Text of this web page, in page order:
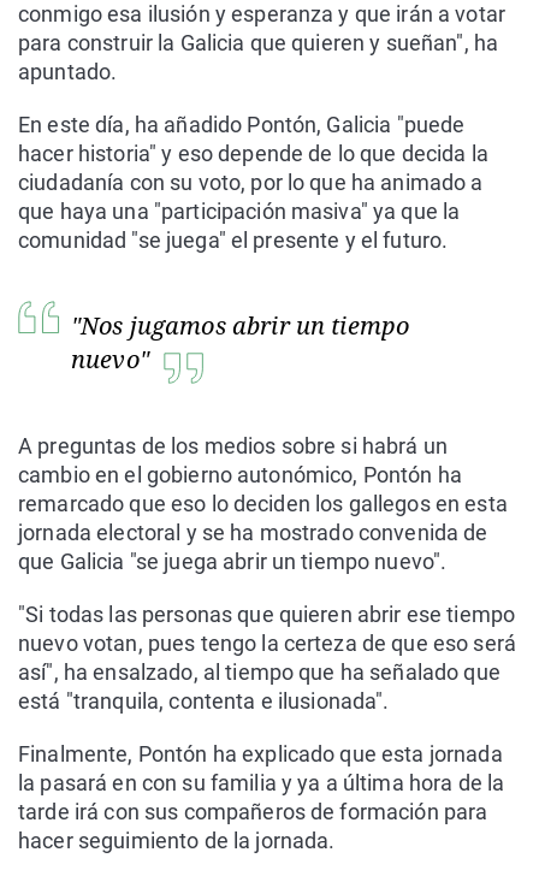
conmigo esa ilusión y esperanza y que irán a votar
para construir la Galicia que quieren y sueñan", ha
apuntado.
En este día, ha añadido Pontón, Galicia "puede
hacer historia" y eso depende de lo que decida la
ciudadanía con su voto, por lo que ha animado a
que haya una "participación masiva" ya que la
comunidad "se juega" el presente y el futuro.
"Nos jugamos abrir un tiempo
nuevo"
A preguntas de los medios sobre si habrá un
cambio en el gobierno autonómico, Pontón ha
remarcado que eso lo deciden los gallegos en esta
jornada electoral y se ha mostrado convenida de
que Galicia "se juega abrir un tiempo nuevo".
"Si todas las personas que quieren abrir ese tiempo
nuevo votan, pues tengo la certeza de que eso será
así", ha ensalzado, al tiempo que ha señalado que
está "tranquila, contenta e ilusionada".
Finalmente, Pontón ha explicado que esta jornada
la pasará en con su familia y ya a última hora de la
tarde irá con sus compañeros de formación para
hacer seguimiento de la jornada.